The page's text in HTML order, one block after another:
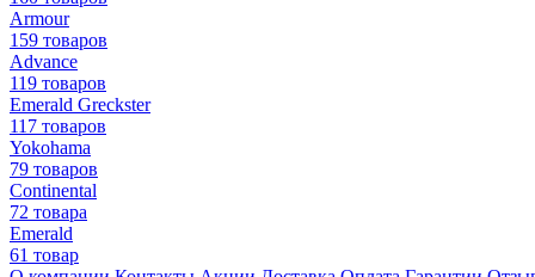
Armour
159 товаров
Advance
119 товаров
Emerald Greckster
117 товаров
Yokohama
79 товаров
Continental
72 товара
Emerald
61 товар